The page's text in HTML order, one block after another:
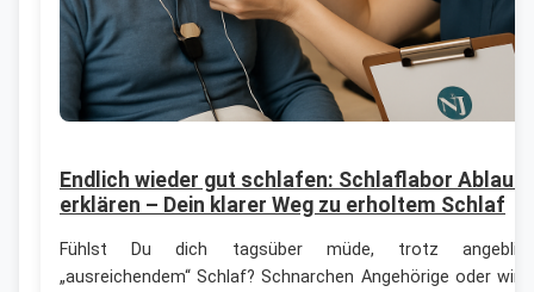
Endlich wieder gut schlafen: Schlaflabor Ablauf
erklären – Dein klarer Weg zu erholtem Schlaf
Fühlst Du dich tagsüber müde, trotz
„ausreichendem“ Schlaf? Schnarchen Angehörige oder